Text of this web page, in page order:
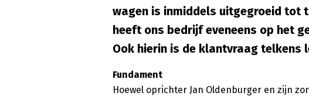
wagen is inmiddels uitgegroeid tot
heeft ons bedrijf eveneens op het
Ook hierin is de klantvraag telkens
Fundament
Hoewel oprichter Jan Oldenburger en zijn